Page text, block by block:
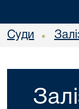
Суди •